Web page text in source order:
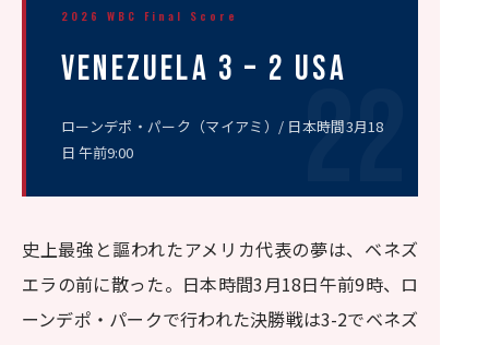
2026 WBC Final Score
Venezuela 3 – 2 USA
ローンデポ・パーク（マイアミ）/ 日本時間3月18
日 午前9:00
史上最強と謳われたアメリカ代表の夢は、ベネズ
エラの前に散った。日本時間3月18日午前9時、ロ
ーンデポ・パークで行われた決勝戦は3-2でベネズ